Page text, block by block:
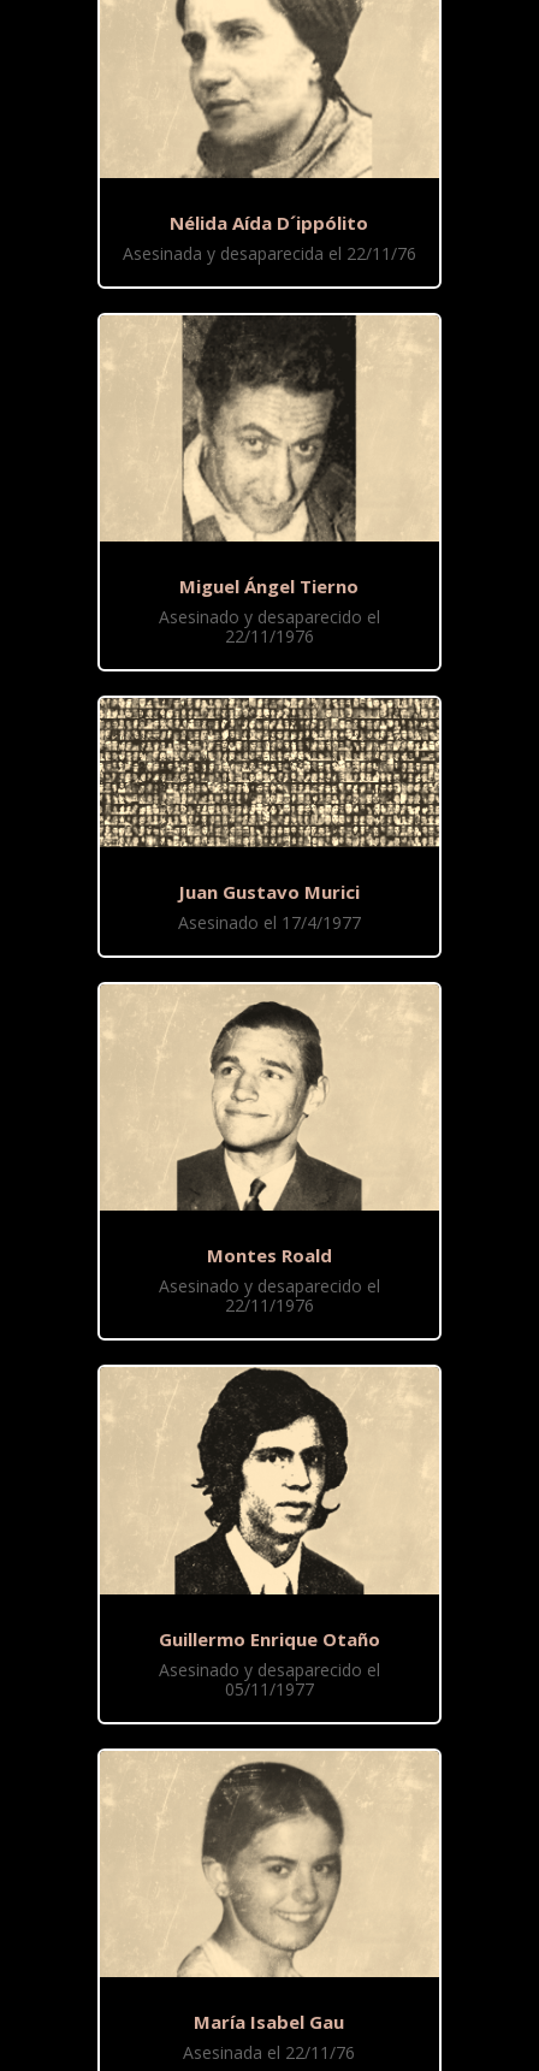
Nélida Aída D´ippólito
Asesinada y desaparecida el 22/11/76
Miguel Ángel Tierno
Asesinado y desaparecido el
22/11/1976
Juan Gustavo Murici
Asesinado el 17/4/1977
Montes Roald
Asesinado y desaparecido el
22/11/1976
Guillermo Enrique Otaño
Asesinado y desaparecido el
05/11/1977
María Isabel Gau
Asesinada el 22/11/76